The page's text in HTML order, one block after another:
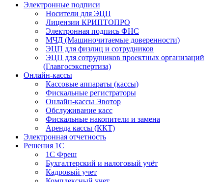
Электронные подписи
Носители для ЭЦП
Лицензии КРИПТОПРО
Электронная подпись ФНС
МЧД (Машиночитаемые доверенности)
ЭЦП для физлиц и сотрудников
ЭЦП для сотрудников проектных организаций
(Главгосэкспертиза)
Онлайн-кассы
Кассовые аппараты (кассы)
Фискальные регистраторы
Онлайн-кассы Эвотор
Обслуживание касс
Фискальные накопители и замена
Аренда кассы (ККТ)
Электронная отчетность
Решения 1С
1С Фреш
Бухгалтерский и налоговый учёт
Кадровый учет